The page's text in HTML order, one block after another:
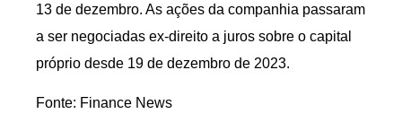
13 de dezembro. As ações da companhia passaram
a ser negociadas ex-direito a juros sobre o capital
próprio desde 19 de dezembro de 2023.
Fonte: Finance News